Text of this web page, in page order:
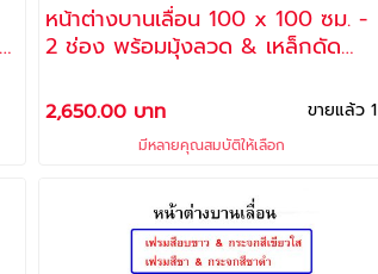
หน้าต่างบานเลื่อน 100 x 100 ซม. -
2 ช่อง พร้อมมุ้งลวด & เหล็กดัด
ตั้ง)
2,650.00 บาท ขายแล้ว 1
มีหลายคุณสมบัติให้เลือก